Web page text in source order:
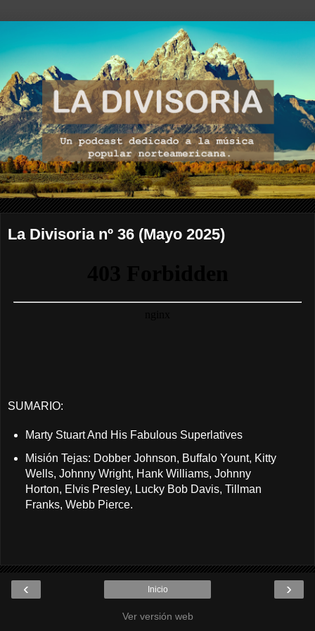
La Divisoria nº 36 (Mayo 2025)
SUMARIO:
Marty Stuart And His Fabulous Superlatives
Misión Tejas: Dobber Johnson, Buffalo Yount, Kitty
Wells, Johnny Wright, Hank Williams, Johnny
Horton, Elvis Presley, Lucky Bob Davis, Tillman
Franks, Webb Pierce.
‹ ›
Inicio
Ver versión web